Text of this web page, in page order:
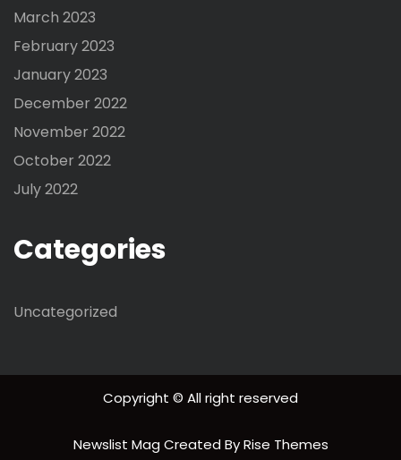
March 2023
February 2023
January 2023
December 2022
November 2022
October 2022
July 2022
Categories
Uncategorized
Copyright © All right reserved
Newslist Mag Created ByRise Themes